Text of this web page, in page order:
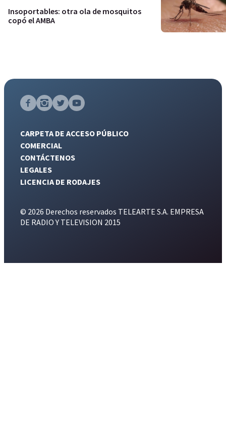
Insoportables: otra ola de mosquitos
copó el AMBA
CARPETA DE ACCESO PÚBLICO
COMERCIAL
CONTÁCTENOS
LEGALES
LICENCIA DE RODAJES
© 2026 Derechos reservados TELEARTE S.A. EMPRESA
DE RADIO Y TELEVISION 2015